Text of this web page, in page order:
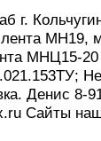
МН19,
МНЦ15-20
Денис 8-
Сайты